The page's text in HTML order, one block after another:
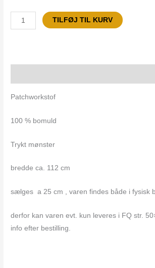
TILFØJ TIL KURV
Patchworkstof
100 % bomuld
Trykt mønster
bredde ca. 112 cm
sælges a 25 cm , varen findes både i fysisk
derfor kan varen evt. kun leveres i FQ str.
info efter bestilling.